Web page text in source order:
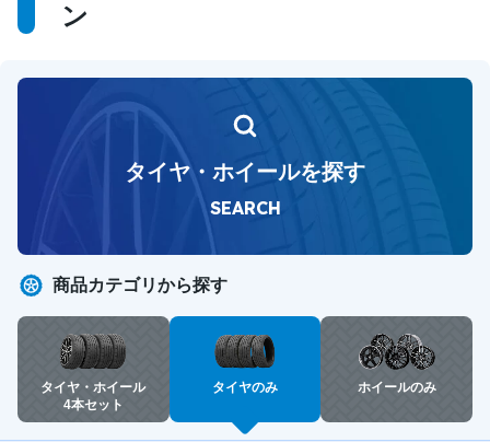
ン
タイヤ・ホイールを探す
SEARCH
商品カテゴリから探す
タイヤ・ホイール
4本セット
タイヤのみ ホイールのみ